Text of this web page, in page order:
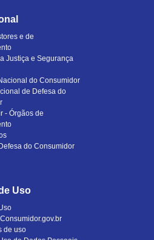
e de
Justiça e Segurança
do Consumidor
de Defesa do
- Órgãos de
do Consumidor
Uso
de uso